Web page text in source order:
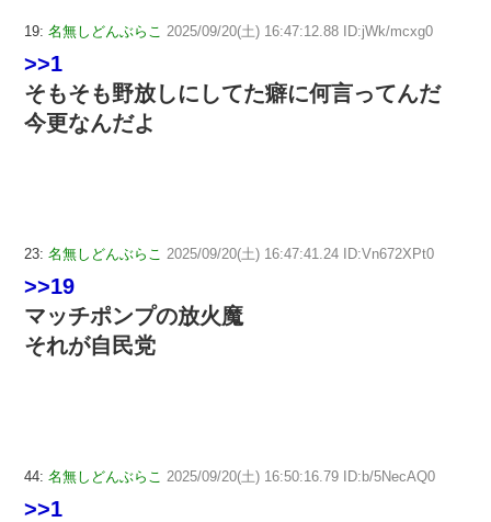
19: 名無しどんぶらこ 2025/09/20(土) 16:47:12.88 ID:jWk/mcxg0
>>1
そもそも野放しにしてた癖に何言ってんだ
今更なんだよ
23: 名無しどんぶらこ 2025/09/20(土) 16:47:41.24 ID:Vn672XPt0
>>19
マッチポンプの放火魔
それが自民党
44: 名無しどんぶらこ 2025/09/20(土) 16:50:16.79 ID:b/5NecAQ0
>>1